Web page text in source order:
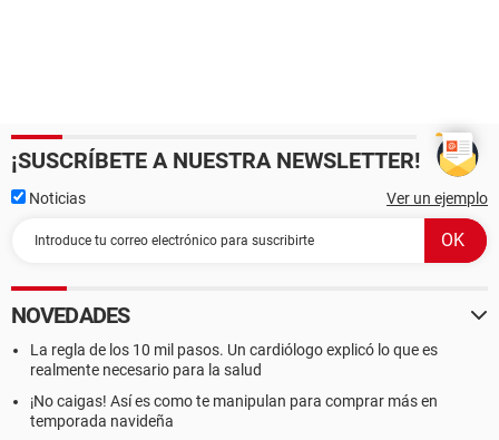
¡SUSCRÍBETE A NUESTRA NEWSLETTER!
Noticias Ver un ejemplo
NOVEDADES
La regla de los 10 mil pasos. Un cardiólogo explicó lo que es
realmente necesario para la salud
¡No caigas! Así es como te manipulan para comprar más en
temporada navideña